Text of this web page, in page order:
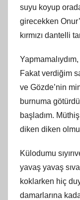
suyu koyup
girecekken
kırmızı dantelli
Fakat verdiğim
ve Gözde’nin
burnuma
başladım.
diken diken
Külodumu
yavaş yavaş
koklarken hiç
damarlarına